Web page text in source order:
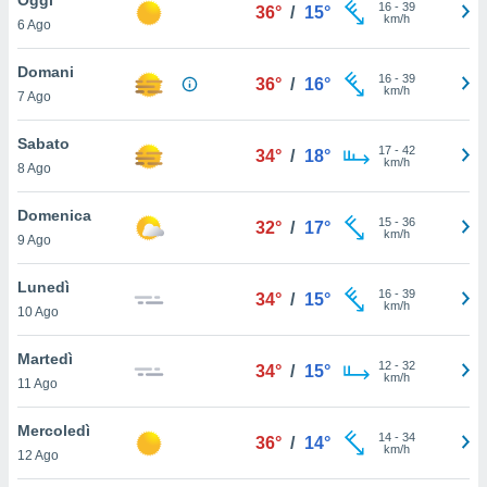
è
al sito
di
ci
di
il
un
la
nella
6 Ago
36° / 15° 16- 39
km/h
Domani
7 Ago
36° / 16° 16- 39
km/h
Sabato
8 Ago
34° / 18° 17- 42
km/h
Domenica
9 Ago
32° / 17° 15- 36
km/h
Lunedì
10 Ago
34° / 15° 16- 39
km/h
Martedì
11 Ago
34° / 15° 12- 32
km/h
Mercoledì
12 Ago
36° / 14° 14- 34
km/h